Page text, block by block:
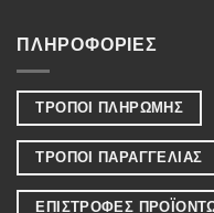
ΠΛΗΡΟΦΟΡΙΕΣ
ΤΡΟΠΟΙ ΠΛΗΡΩΜΗΣ
ΤΡΟΠΟΙ ΠΑΡΑΓΓΕΛΙΑΣ
ΕΠΙΣΤΡΟΦΕΣ